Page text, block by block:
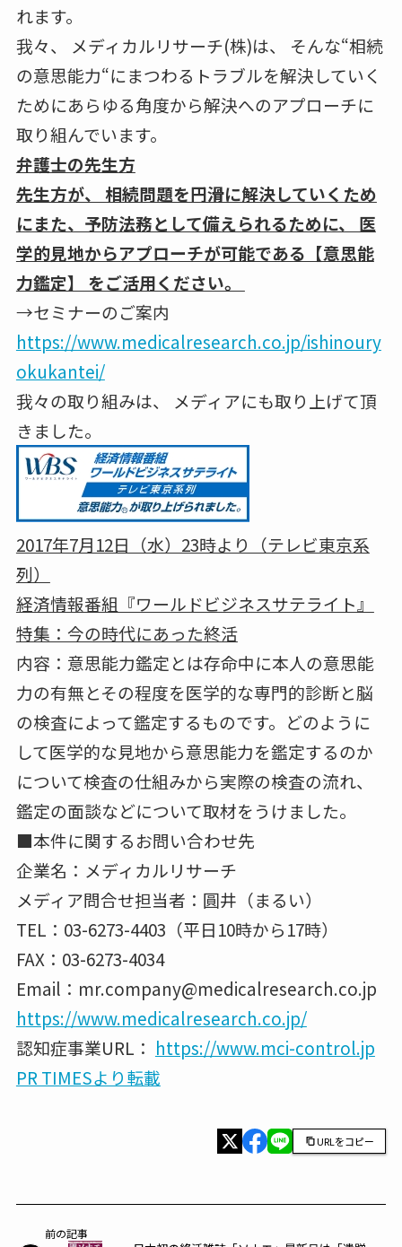
れます。
我々、 メディカルリサーチ(株)は、 そんな“相続
の意思能力“にまつわるトラブルを解決していく
ためにあらゆる角度から解決へのアプローチに
取り組んでいます。
弁護士の先生方
先生方が、 相続問題を円滑に解決していくため
にまた、予防法務として備えられるために、 医
学的見地からアプローチが可能である【意思能
力鑑定】 をご活用ください。
→セミナーのご案内
https://www.medicalresearch.co.jp/ishinoury
okukantei/
我々の取り組みは、 メディアにも取り上げて頂
きました。
2017年7月12日（水）23時より（テレビ東京系
列）
経済情報番組『ワールドビジネスサテライト』
特集：今の時代にあった終活
内容：意思能力鑑定とは存命中に本人の意思能
力の有無とその程度を医学的な専門的診断と脳
の検査によって鑑定するものです。どのように
して医学的な見地から意思能力を鑑定するのか
について検査の仕組みから実際の検査の流れ、
鑑定の面談などについて取材をうけました。
■本件に関するお問い合わせ先
企業名：メディカルリサーチ
メディア問合せ担当者：圓井（まるい）
TEL：03-6273-4403（平日10時から17時）
FAX：03-6273-4034
Email：mr.company@medicalresearch.co.jp
https://www.medicalresearch.co.jp/
認知症事業URL： https://www.mci-control.jp
PR TIMESより転載
URLをコピー
前の記事